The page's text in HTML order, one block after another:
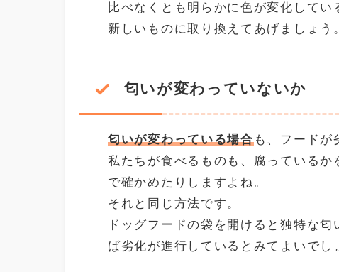
比べなくとも明らかに色が変化してい
新しいものに取り換えてあげましょう
匂いが変わっていないか
匂いが変わっている場合も、フードが
私たちが食べるものも、腐っている
で確かめたりしますよね。
それと同じ方法です。
ドッグフードの袋を開けると独特な
ば劣化が進行しているとみてよいでし